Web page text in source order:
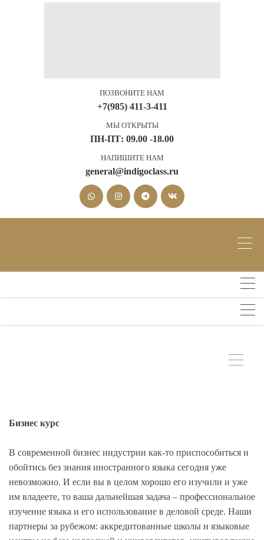
ПОЗВОНИТЕ НАМ
+7(985) 411-3-411
МЫ ОТКРЫТЫ
ПН-ПТ: 09.00 -18.00
НАПИШИТЕ НАМ
general@indigoclass.ru
Бизнес курс
В современной бизнес индустрии как-то приспособиться и
обойтись без знания иностранного языка сегодня уже
невозможно. И если вы в целом хорошо его изучили и уже
им владеете, то ваша дальнейшая задача – профессиональное
изучение языка и его использование в деловой среде. Наши
партнеры за рубежом: аккредитованные школы и языковые